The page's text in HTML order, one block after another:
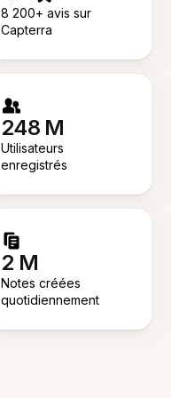
8 200+ avis sur
Capterra
248 M
Utilisateurs
enregistrés
2 M
Notes créées
quotidiennement